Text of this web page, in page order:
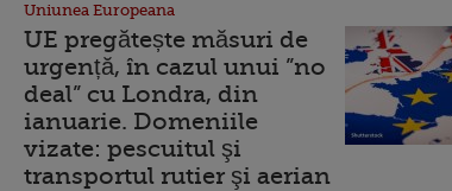
Uniunea Europeana
UE pregătește măsuri de
urgență, în cazul unui ”no
deal” cu Londra, din
ianuarie. Domeniile
vizate: pescuitul şi
transportul rutier şi aerian